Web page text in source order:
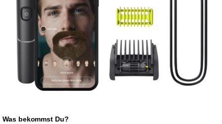
Was bekommst Du?